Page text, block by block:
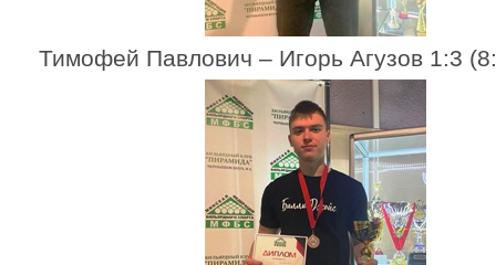
Тимофей Павлович – Игорь Агузов 1:3